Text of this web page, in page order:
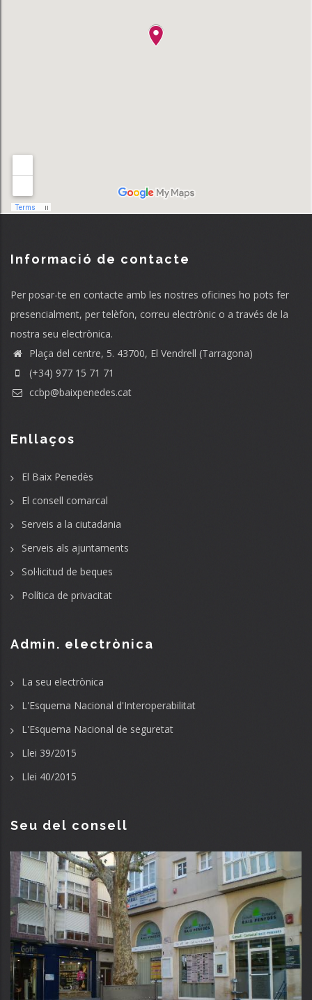
Informació de contacte
Per posar-te en contacte amb les nostres oficines ho pots fer
presencialment, per telèfon, correu electrònic o a través de la
nostra seu electrònica.
Plaça del centre, 5. 43700, El Vendrell (Tarragona)
(+34) 977 15 71 71
ccbp@baixpenedes.cat
Enllaços
El Baix Penedès
El consell comarcal
Serveis a la ciutadania
Serveis als ajuntaments
Sol·licitud de beques
Política de privacitat
Admin. electrònica
La seu electrònica
L'Esquema Nacional d'Interoperabilitat
L'Esquema Nacional de seguretat
Llei 39/2015
Llei 40/2015
Seu del consell